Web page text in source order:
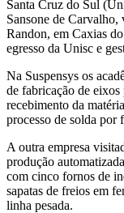
Santa Cruz do Sul
Sansone de Carvalho,
Randon, em Caxias
egresso da Unisc e
Na Suspensys os
de fabricação de eixos
recebimento da
processo de solda por
A outra empresa
produção
com cinco fornos de
sapatas de freios em
linha pesada.